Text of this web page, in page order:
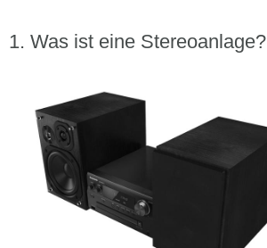
Was ist eine Stereoanlage?